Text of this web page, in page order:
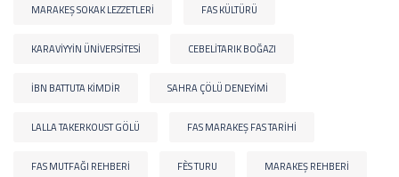
MARAKEŞ SOKAK LEZZETLERI FAS KÜLTÜRÜ
KARAVIYYIN ÜNIVERSITESI CEBELITARIK BOĞAZI
İBN BATTUTA KIMDIR SAHRA ÇÖLÜ DENEYIMI
LALLA TAKERKOUST GÖLÜ FAS MARAKEŞ FAS TARIHI
FAS MUTFAĞI REHBERI FÈS TURU MARAKEŞ REHBERI